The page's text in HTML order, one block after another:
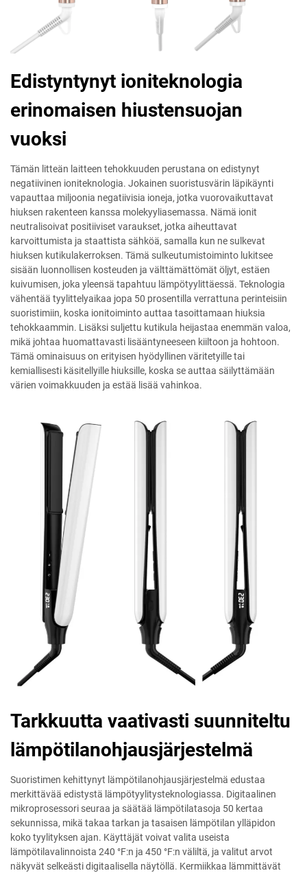
Edistyntynyt ioniteknologia
erinomaisen hiustensuojan
vuoksi
Tämän litteän laitteen tehokkuuden perustana on edistynyt
negatiivinen ioniteknologia. Jokainen suoristusvärin läpikäynti
vapauttaa miljoonia negatiivisia ioneja, jotka vuorovaikuttavat
hiuksen rakenteen kanssa molekyyliasemassa. Nämä ionit
neutralisoivat positiiviset varaukset, jotka aiheuttavat
karvoittumista ja staattista sähköä, samalla kun ne sulkevat
hiuksen kutikulakerroksen. Tämä sulkeutumistoiminto lukitsee
sisään luonnollisen kosteuden ja välttämättömät öljyt, estäen
kuivumisen, joka yleensä tapahtuu lämpötyylittäessä. Teknologia
vähentää tyylittelyaikaa jopa 50 prosentilla verrattuna perinteisiin
suoristimiin, koska ionitoiminto auttaa tasoittamaan hiuksia
tehokkaammin. Lisäksi suljettu kutikula heijastaa enemmän valoa,
mikä johtaa huomattavasti lisääntyneeseen kiiltoon ja hohtoon.
Tämä ominaisuus on erityisen hyödyllinen väritetyille tai
kemiallisesti käsitellyille hiuksille, koska se auttaa säilyttämään
värien voimakkuuden ja estää lisää vahinkoa.
Tarkkuutta vaativasti suunniteltu
lämpötilanohjausjärjestelmä
Suoristimen kehittynyt lämpötilanohjausjärjestelmä edustaa
merkittävää edistystä lämpötyylitysteknologiassa. Digitaalinen
mikroprosessori seuraa ja säätää lämpötilatasoja 50 kertaa
sekunnissa, mikä takaa tarkan ja tasaisen lämpötilan ylläpidon
koko tyylityksen ajan. Käyttäjät voivat valita useista
lämpötilavalinnoista 240 °F:n ja 450 °F:n väliltä, ja valitut arvot
näkyvät selkeästi digitaalisella näytöllä. Kermiikkaa lämmittävät